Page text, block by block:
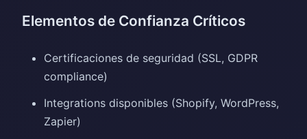
Elementos de Confianza Críticos
Certificaciones de seguridad (SSL, GDPR
compliance)
Integrations disponibles (Shopify, WordPress,
Zapier)